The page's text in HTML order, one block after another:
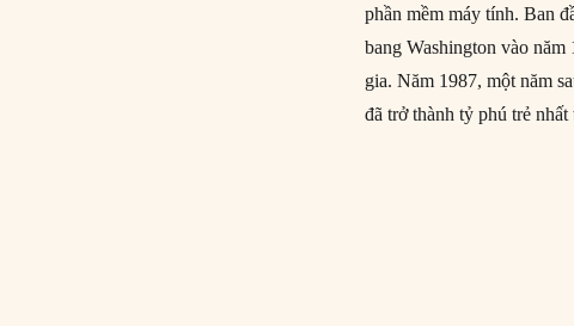
phần mềm máy tính. Ban
bang Washington vào
gia. Năm 1987, một năm
đã trở thành tỷ phú trẻ